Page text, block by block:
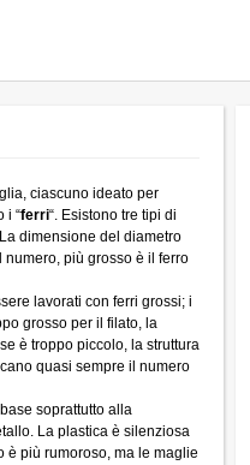
ciascuno ideato per
i “ferri“. Esistono tre tipi di
dimensione del diametro
più grosso è il ferro
lavorati con ferri grossi; i
grosso per il filato, la
è troppo piccolo, la struttura
quasi sempre il numero
soprattutto alla
La plastica è silenziosa
è più rumoroso, ma le maglie